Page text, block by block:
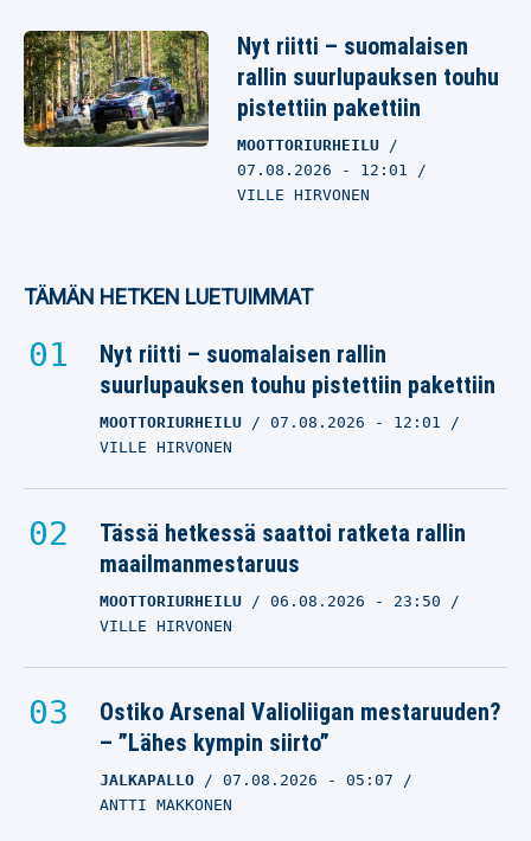
Nyt riitti – suomalaisen
rallin suurlupauksen touhu
pistettiin pakettiin
MOOTTORIURHEILU
07.08.2026 - 12:01
VILLE HIRVONEN
TÄMÄN HETKEN LUETUIMMAT
Nyt riitti – suomalaisen rallin
suurlupauksen touhu pistettiin pakettiin
MOOTTORIURHEILU 07.08.2026 - 12:01
VILLE HIRVONEN
Tässä hetkessä saattoi ratketa rallin
maailmanmestaruus
MOOTTORIURHEILU 06.08.2026 - 23:50
VILLE HIRVONEN
Ostiko Arsenal Valioliigan mestaruuden?
– ”Lähes kympin siirto”
JALKAPALLO 07.08.2026 - 05:07
ANTTI MAKKONEN